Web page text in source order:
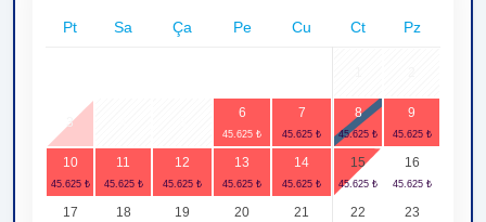
Pt Sa Ça Pe Cu Ct Pz
3
6 7 8 9
10 11 12 13 14 15 16
17 18 19 20 21 22 23